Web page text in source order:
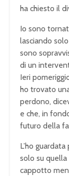
ha chiesto il
Io sono
lasciando
sono
di un
Ieri
ho trovato
perdono,
e che, in
futuro della
L’ho
solo su quella
cappotto